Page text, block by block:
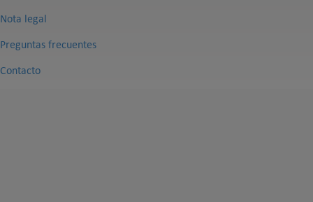
Nota legal
Preguntas frecuentes
Contacto